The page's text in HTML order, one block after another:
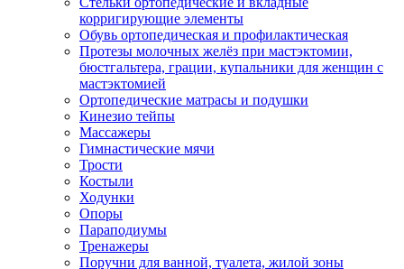
корригирующие элементы
Обувь ортопедическая и профилактическая
Протезы молочных желёз при мастэктомии,
бюстгальтера, грации, купальники для женщин с
мастэктомией
Ортопедические матрасы и подушки
Кинезио тейпы
Массажеры
Гимнастические мячи
Трости
Костыли
Ходунки
Опоры
Параподиумы
Тренажеры
Поручни для ванной, туалета, жилой зоны